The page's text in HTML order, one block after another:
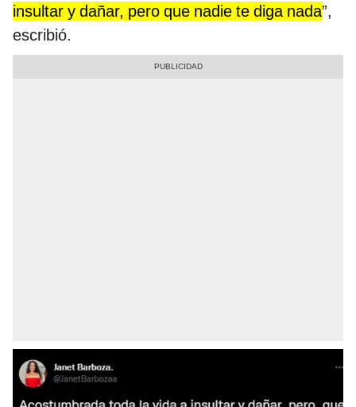
insultar y dañar, pero que nadie te diga nada”,
escribió.